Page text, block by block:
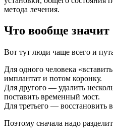
метода лечения.
Что вообще значит
Вот тут люди чаще всего и
Для одного человека
имплантат и потом коронку.
Для другого — удалить
поставить временный мост.
Для третьего — восстановить
Поэтому сначала надо